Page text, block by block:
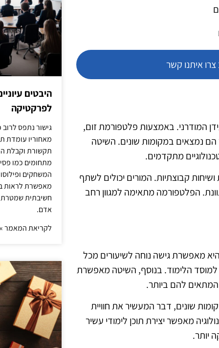
איתנו קשר
המודרני. באמצעות פלטפורמת זום,
הם נמצאים במקומות שונים. השיטה
מתקדמים.
קבוצתיות. המורים יכולים לשתף
הפלטפורמה מתאימה למגוון רחב
מאפשרת גישה נוחה לשיעורים מכל
הלימוד. בנוסף, השיטה מאפשרת
להם ביותר.
שונים, דבר המעשיר את חוויית
מאפשר יצירת תוכן לימודי עשיר
יותר.
היבטים
לפרקטיקה
גישור נתפס
מאחוריו עומדת
תקשורת וקבלת
מתחומים כמו
המשחקים
מאפשרת לראות
חשיבתית שמטרתה
אדם.
לקריאת המאמר »